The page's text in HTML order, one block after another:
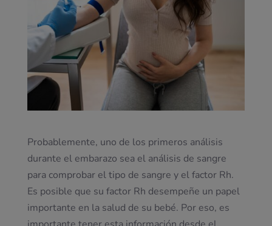
Probablemente, uno de los primeros análisis
durante el embarazo sea el análisis de sangre
para comprobar el tipo de sangre y el factor Rh.
Es posible que su factor Rh desempeñe un papel
importante en la salud de su bebé. Por eso, es